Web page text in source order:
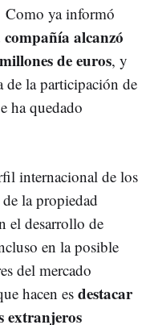
Como ya informó
alcanzó
de euros, y
de la participación de
ha quedado
internacional de los
la propiedad
el desarrollo de
en la posible
del mercado
hacen es destacar
extranjeros